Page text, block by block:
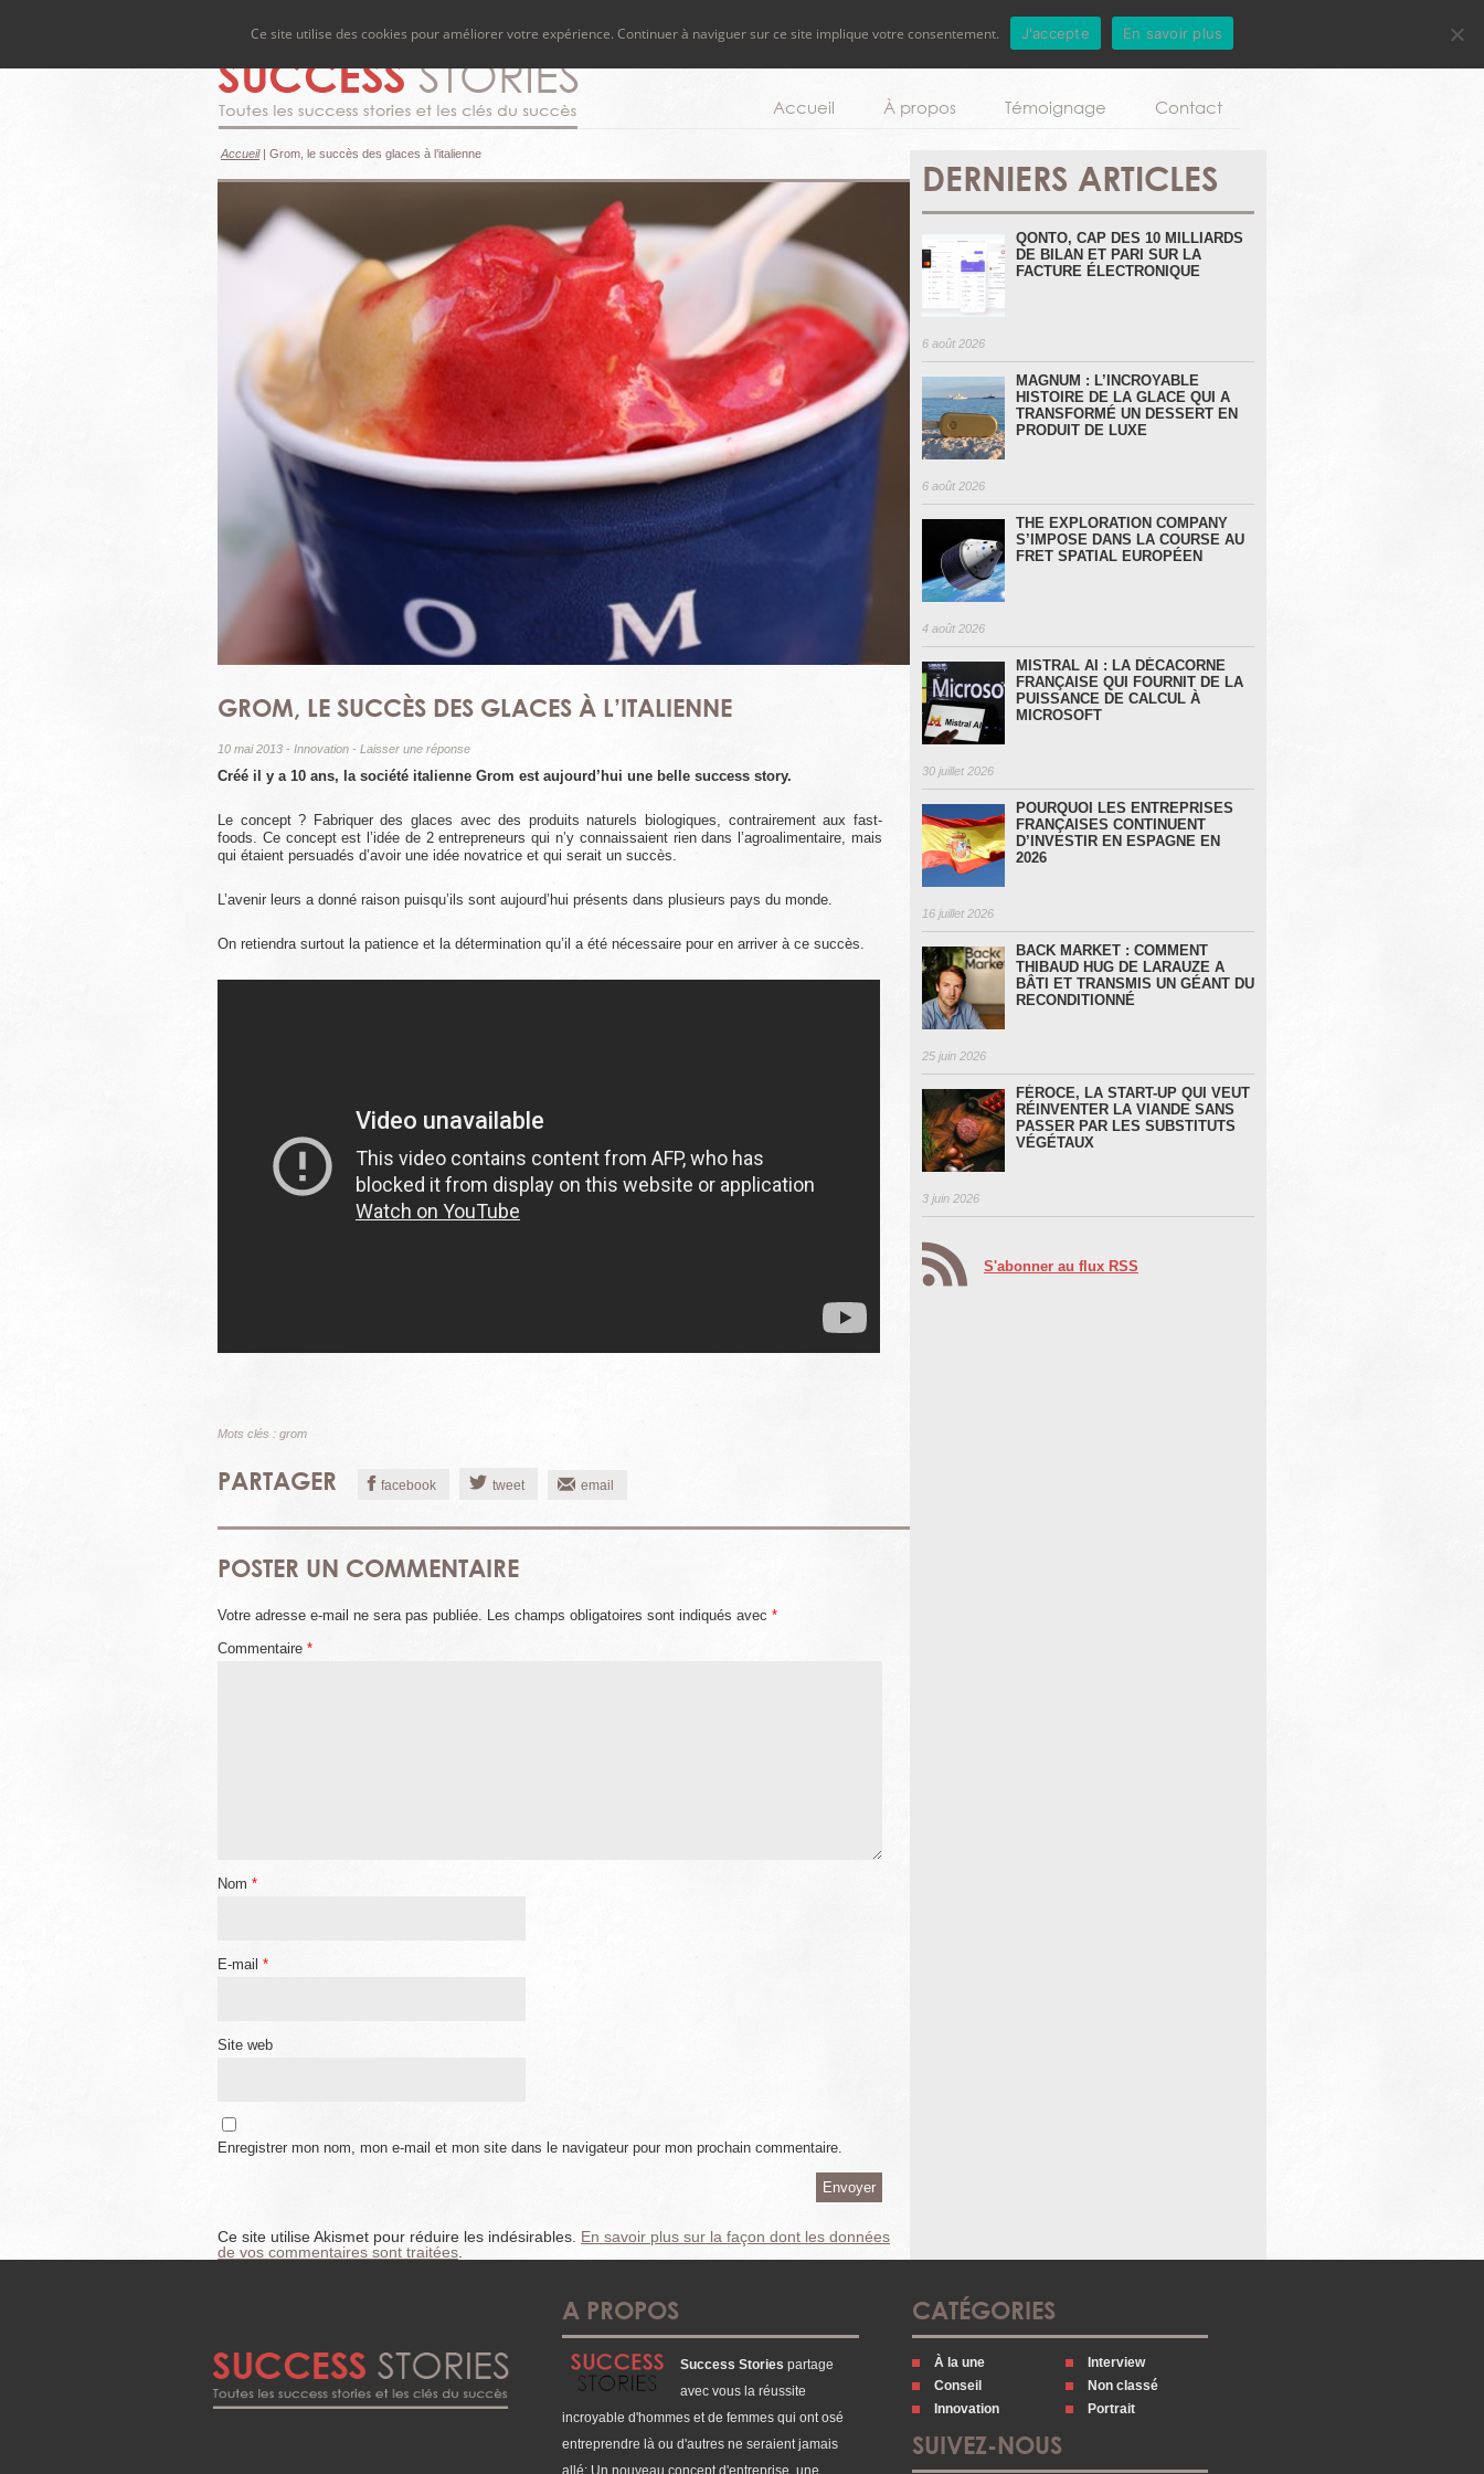
Aller au contenu principal
Accueil À propos Témoignage Contact
Accueil| Grom, le succès des glaces à l’italienne
GROM, LE SUCCÈS DES GLACES À L’ITALIENNE
10 mai 2013 - Innovation - Laisser une réponse
Créé il y a 10 ans, la société italienne Grom est aujourd’hui une belle success story.
Le concept ? Fabriquer des glaces avec des produits naturels biologiques, contrairement aux fast-
foods. Ce concept est l’idée de 2 entrepreneurs qui n’y connaissaient rien dans l’agroalimentaire, mais
qui étaient persuadés d’avoir une idée novatrice et qui serait un succès.
L’avenir leurs a donné raison puisqu’ils sont aujourd’hui présents dans plusieurs pays du monde.
On retiendra surtout la patience et la détermination qu’il a été nécessaire pour en arriver à ce succès.
Mots clés : grom
PARTAGER facebook tweet email
POSTER UN COMMENTAIRE
Votre adresse e-mail ne sera pas publiée. Les champs obligatoires sont indiqués avec *
Commentaire *
Nom *
E-mail *
Site web
Enregistrer mon nom, mon e-mail et mon site dans le navigateur pour mon prochain commentaire.
Ce site utilise Akismet pour réduire les indésirables. En savoir plus sur la façon dont les données
de vos commentaires sont traitées
DERNIERS ARTICLES
QONTO, CAP DES 10 MILLIARDS
DE BILAN ET PARI SUR LA
FACTURE ÉLECTRONIQUE
6 août 2026
MAGNUM : L’INCROYABLE
HISTOIRE DE LA GLACE QUI A
TRANSFORMÉ UN DESSERT EN
PRODUIT DE LUXE
6 août 2026
THE EXPLORATION COMPANY
S’IMPOSE DANS LA COURSE AU
FRET SPATIAL EUROPÉEN
4 août 2026
MISTRAL AI : LA DÉCACORNE
FRANÇAISE QUI FOURNIT DE LA
PUISSANCE DE CALCUL À
MICROSOFT
30 juillet 2026
POURQUOI LES ENTREPRISES
FRANÇAISES CONTINUENT
D’INVESTIR EN ESPAGNE EN
2026
16 juillet 2026
BACK MARKET : COMMENT
THIBAUD HUG DE LARAUZE A
BÂTI ET TRANSMIS UN GÉANT DU
RECONDITIONNÉ
25 juin 2026
FÉROCE, LA START-UP QUI VEUT
RÉINVENTER LA VIANDE SANS
PASSER PAR LES SUBSTITUTS
VÉGÉTAUX
3 juin 2026
S'abonner au flux RSS
A PROPOS
Success Stories partage
avec vous la réussite
incroyable d'hommes et de femmes qui ont osé
entreprendre là ou d'autres ne seraient jamais
CATÉGORIES
À la une
Conseil
Innovation
Interview
Non classé
Portrait
SUIVEZ-NOUS
Ce site utilise des cookies pour améliorer votre expérience. Continuer à naviguer sur ce site implique votre consentement. J'accepte En savoir plus